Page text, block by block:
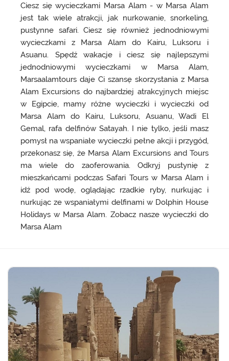
Ciesz się wycieczkami Marsa Alam - w Marsa Alam
jest tak wiele atrakcji, jak nurkowanie, snorkeling,
pustynne safari. Ciesz się również jednodniowymi
wycieczkami z Marsa Alam do Kairu, Luksoru i
Asuanu. Spędź wakacje i ciesz się najlepszymi
jednodniowymi wycieczkami w Marsa Alam,
Marsaalamtours daje Ci szansę skorzystania z Marsa
Alam Excursions do najbardziej atrakcyjnych miejsc
w Egipcie, mamy różne wycieczki i wycieczki od
Marsa Alam do Kairu, Luksoru, Asuanu, Wadi El
Gemal, rafa delfinów Satayah. I nie tylko, jeśli masz
pomysł na wspaniałe wycieczki pełne akcji i przygód,
przekonasz się, że Marsa Alam Excursions and Tours
ma wiele do zaoferowania. Odkryj pustynię z
mieszkańcami podczas Safari Tours w Marsa Alam i
idź pod wodę, oglądając rzadkie ryby, nurkując i
nurkując ze wspaniałymi delfinami w Dolphin House
Holidays w Marsa Alam. Zobacz nasze wycieczki do
Marsa Alam